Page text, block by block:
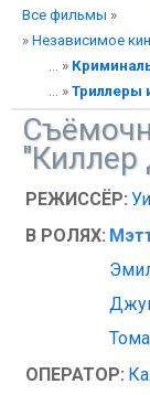
Все фильмы »
» Независимое
... »
... » Триллеры
РЕЖИССЁР:
В РОЛЯХ:
ОПЕРАТОР: